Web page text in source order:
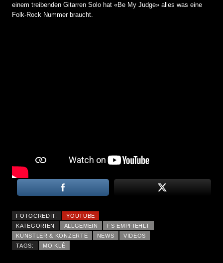
einem treibenden Gitarren Solo hat «Be My Judge» alles was eine
Folk-Rock Nummer braucht.
FOTOCREDIT:
YOUTUBE
KATEGORIEN
ALLGEMEIN
FS EMPFIEHLT
KÜNSTLER & KONZERTE
NEWS
VIDEOS
TAGS:
MO KLÈ